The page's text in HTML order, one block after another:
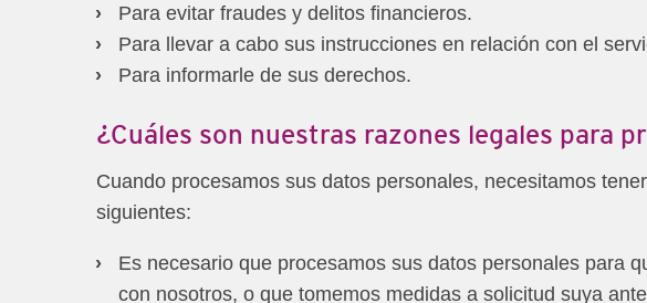
Para evitar fraudes y delitos financieros.
Para llevar a cabo sus instrucciones en relación con el
Para informarle de sus derechos.
¿Cuáles son nuestras razones legales para
Cuando procesamos sus datos personales, necesitamos
siguientes:
Es necesario que procesamos sus datos personales para
con nosotros, o que tomemos medidas a solicitud suya